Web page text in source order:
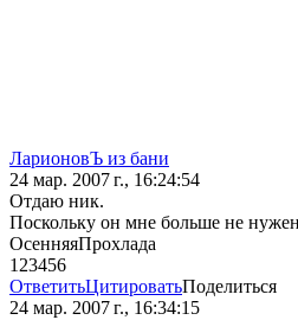
ЛарионовЪ из бани
24 мар. 2007 г., 16:24:54
Отдаю ник.
Поскольку он мне больше не
ОсенняяПрохлада
123456
ОтветитьЦитироватьПоделиться
24 мар. 2007 г., 16:34:15